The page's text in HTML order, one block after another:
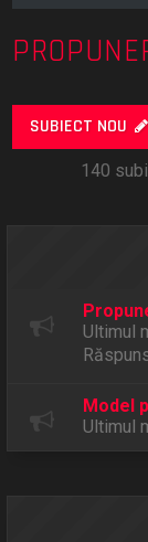
SUBIECT NOU
140
Ultimul
Model
Ultimul